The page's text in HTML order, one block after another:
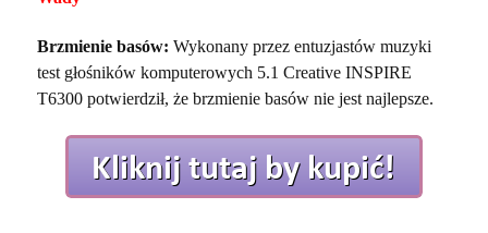
Brzmienie basów: Wykonany przez entuzjastów muzyki
test głośników komputerowych 5.1 Creative INSPIRE
T6300 potwierdził, że brzmienie basów nie jest najlepsze.